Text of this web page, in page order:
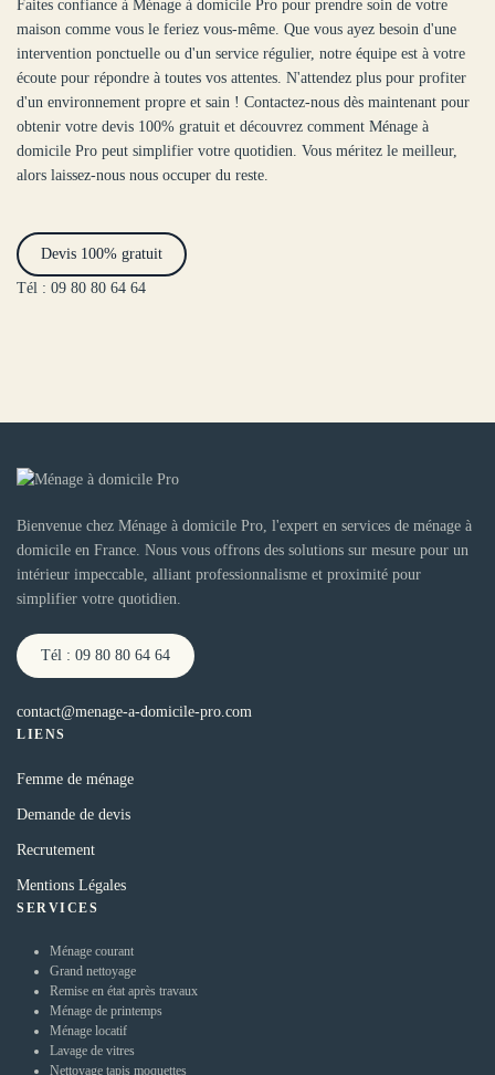
Faites confiance à Ménage à domicile Pro pour prendre soin de votre
maison comme vous le feriez vous-même. Que vous ayez besoin d'une
intervention ponctuelle ou d'un service régulier, notre équipe est à votre
écoute pour répondre à toutes vos attentes. N'attendez plus pour profiter
d'un environnement propre et sain ! Contactez-nous dès maintenant pour
obtenir votre devis 100% gratuit et découvrez comment Ménage à
domicile Pro peut simplifier votre quotidien. Vous méritez le meilleur,
alors laissez-nous nous occuper du reste.
Devis 100% gratuit
Tél : 09 80 80 64 64
Bienvenue chez Ménage à domicile Pro, l'expert en services de ménage à
domicile en France. Nous vous offrons des solutions sur mesure pour un
intérieur impeccable, alliant professionnalisme et proximité pour
simplifier votre quotidien.
Tél : 09 80 80 64 64
contact@menage-a-domicile-pro.com
LIENS
Femme de ménage
Demande de devis
Recrutement
Mentions Légales
SERVICES
Ménage courant
Grand nettoyage
Remise en état après travaux
Ménage de printemps
Ménage locatif
Lavage de vitres
Nettoyage tapis moquettes